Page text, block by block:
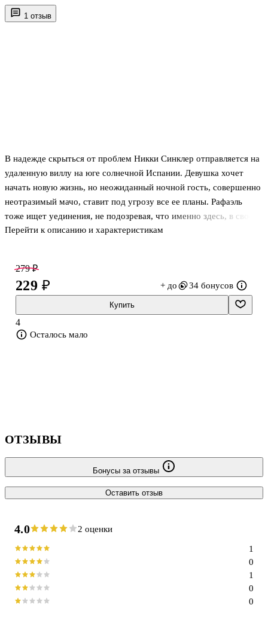
1 отзыв
В надежде скрыться от проблем Никки Синклер отправляется на
удаленную виллу на юге солнечной Испании. Девушка хочет
начать новую жизнь, но неожиданный ночной гость, совершенно
неотразимый мачо, ставит под угрозу все ее планы. Рафаэль
тоже ищет уединения, не подозревая, что именно здесь, в своем
поместье, встретит ту, о существовании которой не позволял
зарождающиеся чувства… . . .
Перейти к описанию и характеристикам
279 ₽
229 ₽ + до 34 бонусов
Купить
4
Осталось мало
ОТЗЫВЫ
Бонусы за отзывы
Оставить отзыв
4.0 2 оценки
0
0
1
0
1